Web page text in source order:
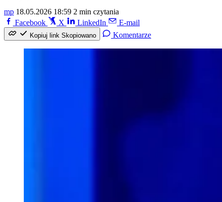
mp 18.05.2026 18:59 2 min czytania
Facebook
X LinkedIn E-mail
Kopiuj link Skopiowano Komentarze